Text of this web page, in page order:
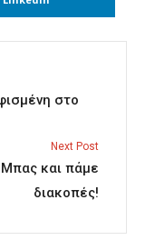
στο
Next Post
Μπας και πάμε
διακοπές!